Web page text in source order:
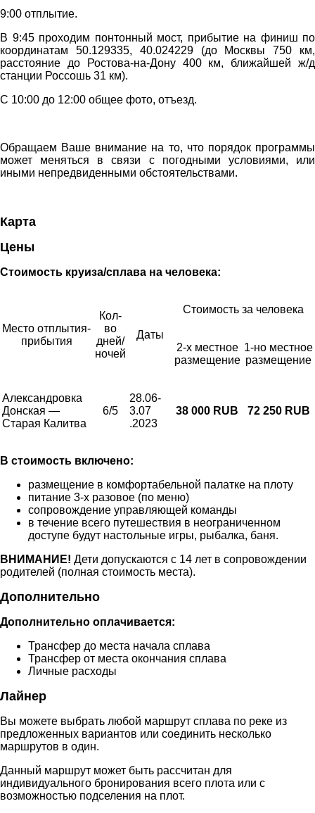
9:00 отплытие.
В 9:45 проходим понтонный мост, прибытие на финиш по
координатам 50.129335, 40.024229 (до Москвы 750 км,
расстояние до Ростова-на-Дону 400 км, ближайшей ж/д
станции Россошь 31 км).
С 10:00 до 12:00 общее фото, отъезд.
Обращаем Ваше внимание на то, что порядок программы
может меняться в связи с погодными условиями, или
иными непредвиденными обстоятельствами.
Карта
Цены
Стоимость круиза/сплава на человека:
Место отплытия-
прибытия
Кол-
во
дней/
ночей
Даты
Стоимость за человека
2-х местное
размещение
1-но местное
размещение
Александровка
Донская —
Старая Калитва
6/5
28.06-
3.07
.2023
38 000 RUB 72250 RUB
В стоимость включено:
размещение в комфортабельной палатке на плоту
питание 3-х разовое (по меню)
сопровождение управляющей команды
в течение всего путешествия в неограниченном
доступе будут настольные игры, рыбалка, баня.
ВНИМАНИЕ! Дети допускаются с 14 лет в сопровождении
родителей (полная стоимость места).
Дополнительно
Дополнительно оплачивается:
Трансфер до места начала сплава
Трансфер от места окончания сплава
Личные расходы
Лайнер
Вы можете выбрать любой маршрут сплава по реке из
предложенных вариантов или соединить несколько
маршрутов в один.
Данный маршрут может быть рассчитан для
индивидуального бронирования всего плота или с
возможностью подселения на плот.